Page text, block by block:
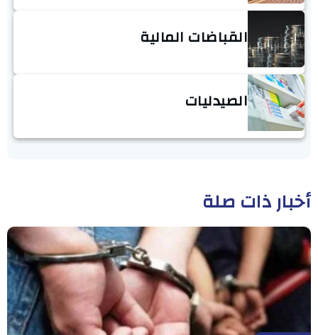
القباضات المالية
الصيدليات
أخبار ذات صلة